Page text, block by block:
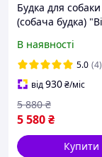
Будка для
(собача будка)
В наявності
5.0 (4)
від930₴/міс
5 580₴
5 880 ₴
Купити